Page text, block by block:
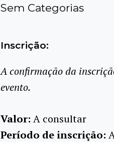
Sem Categorias
Inscrição:
A confirmação da
evento.
Valor: A consultar
Período de inscrição: